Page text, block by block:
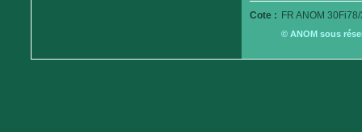
Cote : FR ANOM
© ANOM sous